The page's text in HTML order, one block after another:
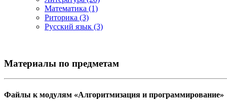
Математика (1)
Риторика (3)
Русский язык (3)
Материалы по предметам
Файлы к модулям «Алгоритмизация и программирование»